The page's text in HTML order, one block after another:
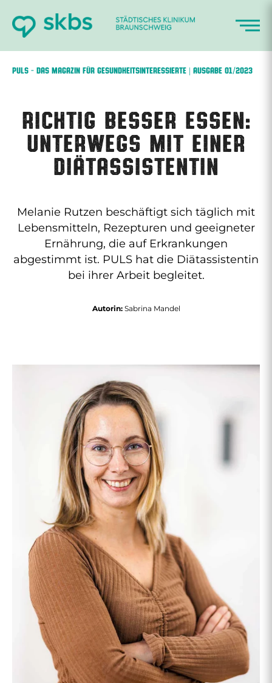
Inhalt
springen
PULS – DAS MAGAZIN FÜR GESUNDHEITSINTERESSIERTE | AUSGABE 01/2023
Richtig besser essen:
Unterwegs mit einer
Diätassistentin
Melanie Rutzen beschäftigt sich täglich mit
Lebensmitteln, Rezepturen und geeigneter
Ernährung, die auf Erkrankungen
abgestimmt ist. PULS hat die Diätassistentin
bei ihrer Arbeit begleitet.
Autorin:Sabrina Mandel